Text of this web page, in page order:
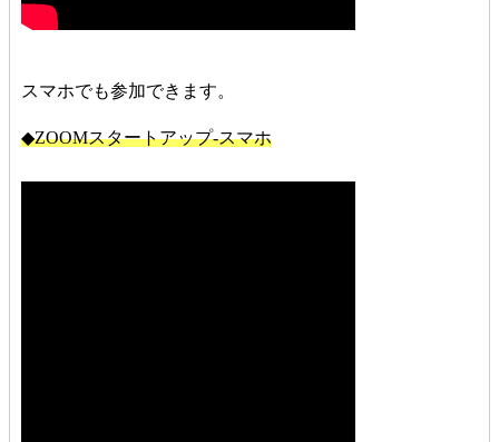
スマホでも参加できます。
◆ZOOMスタートアップ-スマホ